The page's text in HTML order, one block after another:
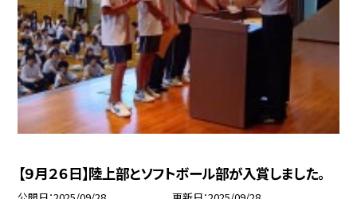
【９月２６日】陸上部とソフトボール部が入賞しました。